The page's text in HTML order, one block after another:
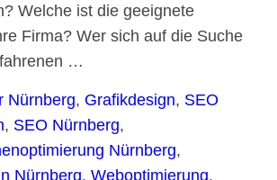
Welche ist die geeignete
Firma? Wer sich auf die Suche
…
Nürnberg, Grafikdesign, SEO
, SEO Nürnberg,
Nürnberg,
Nürnberg, Weboptimierung,